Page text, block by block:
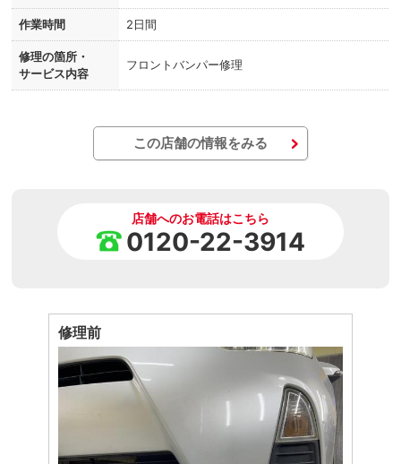
作業時間 2日間
修理の箇所・
サービス内容
フロントバンパー修理
この店舗の情報をみる
店舗へのお電話はこちら
0120-22-3914
修理前